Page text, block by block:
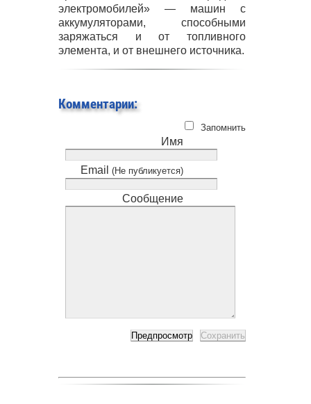
электромобилей» — машин с
аккумуляторами, способными
заряжаться и от топливного
элемента, и от внешнего источника.
Комментарии:
Запомнить
Имя
Email (Не публикуется)
Сообщение